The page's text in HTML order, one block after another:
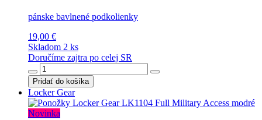
pánske bavlnené podkolienky
19,00 €
Skladom 2 ks
Doručíme zajtra po celej SR
Pridať do košíka
Locker Gear
Novinka